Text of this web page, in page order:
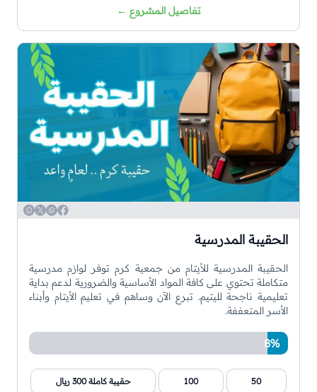
تفاصيل المشروع ←
Facebook
WhatsApp
Twitter
Copy
الحقيبة المدرسية
الحقيبة المدرسية للأيتام من جمعية كرم توفر لوازم مدرسية
متكاملة تحتوي على كافة المواد الأساسية والضرورية لدعم بداية
تعليمية ناجحة لليتيم. تبرع الآن وساهم في تعليم الأيتام وأبناء
الأسر المتعففة.
8%
50
100 حقيبة كاملة 300 ريال